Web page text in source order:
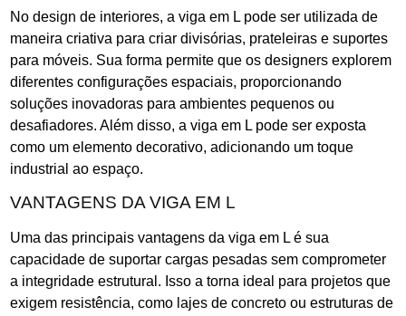
No design de interiores, a viga em L pode ser utilizada de
maneira criativa para criar divisórias, prateleiras e suportes
para móveis. Sua forma permite que os designers explorem
diferentes configurações espaciais, proporcionando
soluções inovadoras para ambientes pequenos ou
desafiadores. Além disso, a viga em L pode ser exposta
como um elemento decorativo, adicionando um toque
industrial ao espaço.
VANTAGENS DA VIGA EM L
Uma das principais vantagens da viga em L é sua
capacidade de suportar cargas pesadas sem comprometer
a integridade estrutural. Isso a torna ideal para projetos que
exigem resistência, como lajes de concreto ou estruturas de